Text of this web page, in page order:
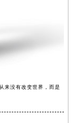
没有改变世界，而是